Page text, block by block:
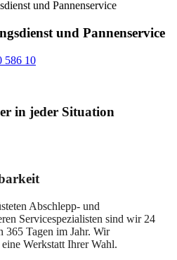
und Pannenservice
586 10
in jeder Situation
Abschlepp- und
Servicespezialisten sind wir 24
365 Tagen im Jahr. Wir
Werkstatt Ihrer Wahl.